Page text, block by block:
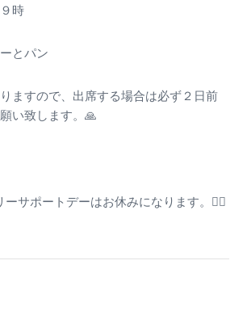
時
とパン
ますので、出席する場合は必ず２日前
い致します。🙏
サポートデーはお休みになります。🙇‍♂️